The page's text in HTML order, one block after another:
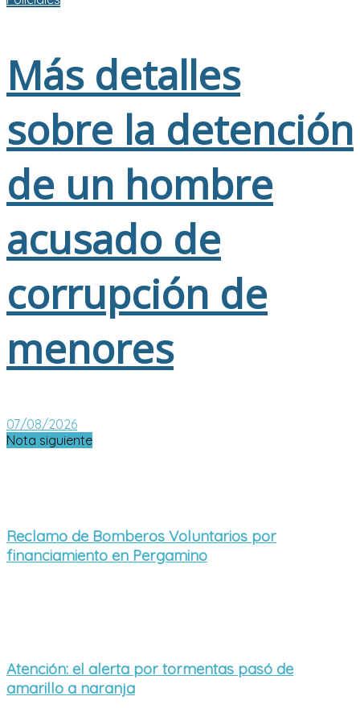
Más detalles
sobre la detención
de un hombre
acusado de
corrupción de
menores
07/08/2026
Nota siguiente
Reclamo de Bomberos Voluntarios por
financiamiento en Pergamino
Atención: el alerta por tormentas pasó de
amarillo a naranja